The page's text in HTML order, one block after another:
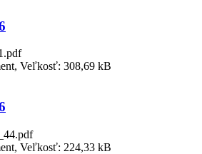
Veľkosť: 308,69 kB
Veľkosť: 224,33 kB